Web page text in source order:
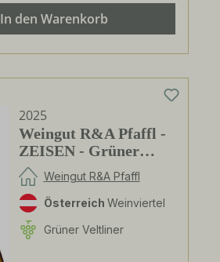
In den Warenkorb
2025
Weingut R&A Pfaffl -
ZEISEN - Grüner
VeltlinerWeinviertel
DACWeingut R&A Pfaffl
Österreich Weinviertel
Grüner Veltliner